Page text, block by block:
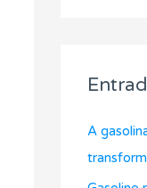
a
p
o
A
a
s